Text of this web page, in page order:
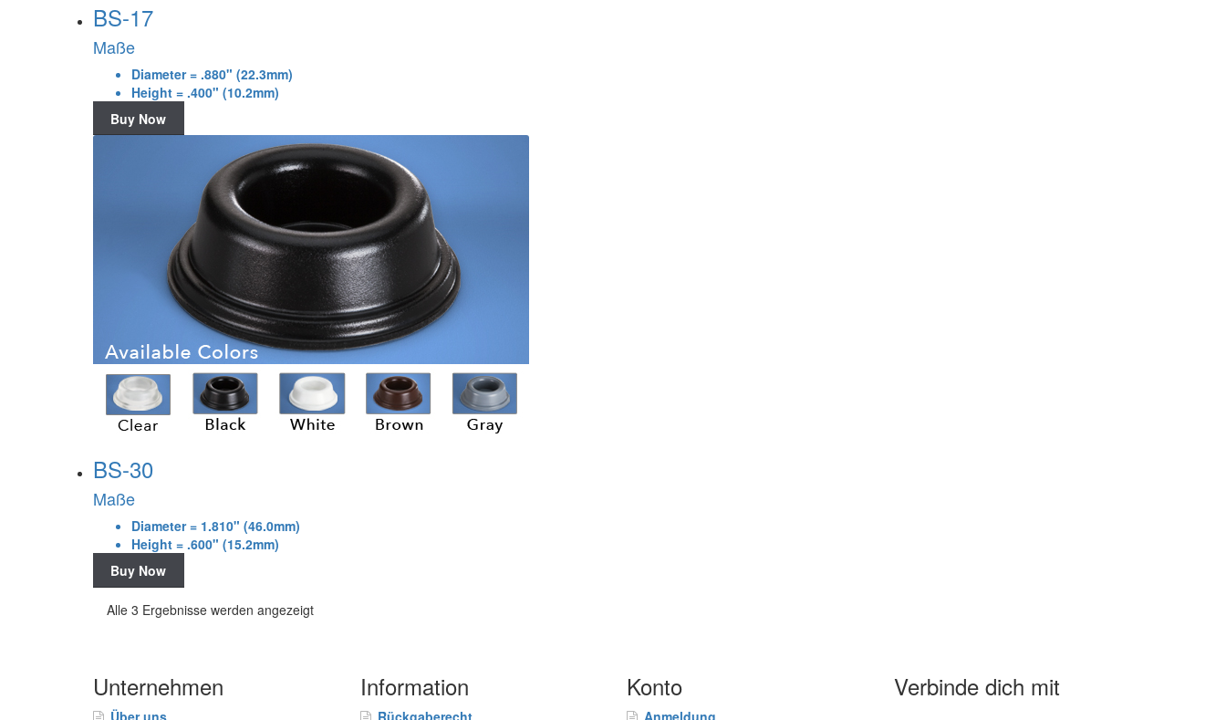
BS-17
Maße
Diameter = .880" (22.3mm)
Height = .400" (10.2mm)
Buy Now
BS-30
Maße
Diameter = 1.810" (46.0mm)
Height = .600" (15.2mm)
Buy Now
Alle 3 Ergebnisse werden angezeigt
Unternehmen Information Konto Verbinde dich mit